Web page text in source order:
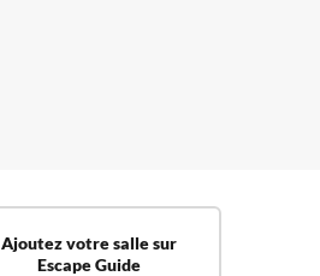
Ajoutez votre salle sur
Escape Guide